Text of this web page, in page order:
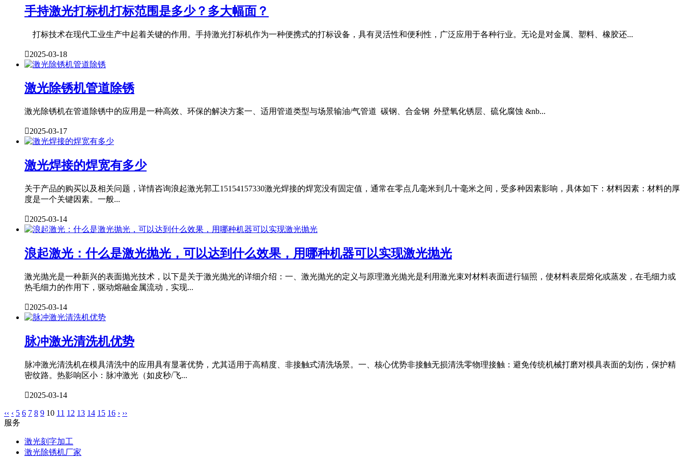
手持激光打标机打标范围是多少？多大幅面？
打标技术在现代工业生产中起着关键的作用。手持激光打标机作为一种便携式的打标设备，具有灵活性和便利性，广泛应用于各种行业。无论是对金属、塑料、橡胶还...
2025-03-18
激光除锈机管道除锈
激光除锈机在管道除锈中的应用是一种高效、环保的解决方案一、适用管道类型与场景输油/气管道 碳钢、合金钢 外壁氧化锈层、硫化腐蚀 &nb...
2025-03-17
激光焊接的焊宽有多少
关于产品的购买以及相关问题，详情咨询浪起激光郭工15154157330激光焊接的焊宽没有固定值，通常在零点几毫米到几十毫米之间，受多种因素影响，具体如下：材料因素：材料的厚
度是一个关键因素。一般...
2025-03-14
浪起激光：什么是激光抛光，可以达到什么效果，用哪种机器可以实现激光抛光
激光抛光是一种新兴的表面抛光技术，以下是关于激光抛光的详细介绍：一、激光抛光的定义与原理激光抛光是利用激光束对材料表面进行辐照，使材料表层熔化或蒸发，在毛细力或
热毛细力的作用下，驱动熔融金属流动，实现...
2025-03-14
脉冲激光清洗机优势
脉冲激光清洗机在模具清洗中的应用具有显著优势，尤其适用于高精度、非接触式清洗场景。一、核心优势非接触无损清洗零物理接触：避免传统机械打磨对模具表面的划伤，保护精
密纹路。热影响区小：脉冲激光（如皮秒/飞...
2025-03-14
‹‹ ‹ 5 6 7 8 9 10 11 12 13 14 15 16 › ››
服务
激光刻字加工
激光除锈机厂家